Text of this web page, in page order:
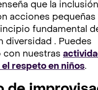
que la
acciones pequeñas
fundamental
diversidad . Puedes
con nuestras
respeto en niños.